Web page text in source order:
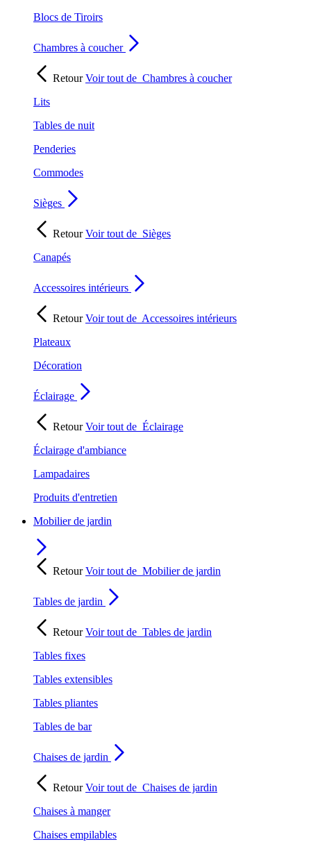
Blocs de Tiroirs
Chambres à coucher
RetourVoir tout de Chambres à coucher
Lits
Tables de nuit
Penderies
Commodes
Sièges
RetourVoir tout de Sièges
Canapés
Accessoires intérieurs
RetourVoir tout de Accessoires intérieurs
Plateaux
Décoration
Éclairage
RetourVoir tout de Éclairage
Éclairage d'ambiance
Lampadaires
Produits d'entretien
Mobilier de jardin
RetourVoir tout de Mobilier de jardin
Tables de jardin
RetourVoir tout de Tables de jardin
Tables fixes
Tables extensibles
Tables pliantes
Tables de bar
Chaises de jardin
RetourVoir tout de Chaises de jardin
Chaises à manger
Chaises empilables